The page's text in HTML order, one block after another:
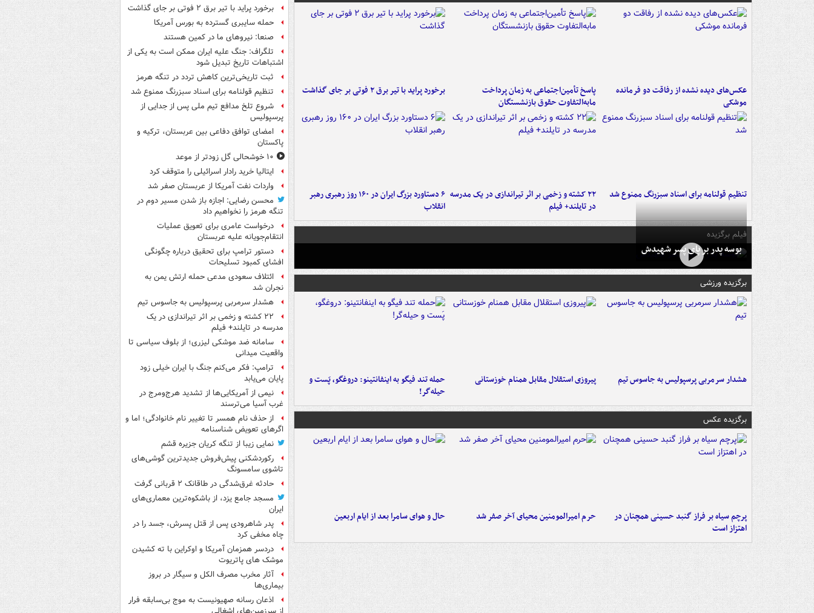
عکس‌های دیده نشده از رفاقت دو فرمانده‌
موشکی
پاسخ تأمین‌اجتماعی به زمان پرداخت
مابه‌التفاوت حقوق بازنشستگان
برخورد پراید با تیر برق ۲ فوتی بر جای گذاشت
تنظیم قولنامه برای اسناد سبزرنگ ممنوع شد
۲۲ کشته و زخمی بر اثر تیراندازی در یک مدرسه
در تایلند+ فیلم
۶ دستاورد بزرگ ایران در ۱۶۰ روز رهبری رهبر
انقلاب
فیلم برگزیده
بوسه‌ پدر بر پای پسر شهیدش
برگزیده ورزشی
هشدار سرمربی پرسپولیس به جاسوس تیم پیروزی استقلال مقابل همنام خوزستانی
حمله تند فیگو به اینفانتینو: دروغگو، پَست‌ و
حیله‌گر!
برگزیده عکس
پرچم سیاه بر فراز گنبد حسینی همچنان در
اهتزاز است
حرم امیرالمومنین محیای آخر صفر شد حال و هوای سامرا بعد از ایام اربعین
برخورد پراید با تیر برق ۲ فوتی بر جای گذاشت
حمله سایبری گسترده به بورس آمریکا
صنعا: نیروهای ما در کمین‌ هستند
تلگراف: جنگ علیه ایران ممکن است به یکی از
اشتباهات تاریخ تبدیل شود
ثبت تاریخی‌ترین کاهش تردد در تنگه هرمز
تنظیم قولنامه برای اسناد سبزرنگ ممنوع شد
شروع تلخ مدافع تیم ملی پس از جدایی از
پرسپولیس
امضای توافق دفاعی بین عربستان، ترکیه و
پاکستان
۱۰ خوشحالی گل زودتر از موعد
ایتالیا خرید رادار اسرائیلی را متوقف کرد
واردات نفت آمریکا از عربستان صفر شد
محسن رضایی: اجازه باز شدن مسیر دوم در
تنگه هرمز را نخواهیم داد
درخواست عامری برای تعویق عملیات
انتقام‌جویانه علیه عربستان
دستور ترامپ برای تحقیق درباره چگونگی
افشای کمبود تسلیحات
ائتلاف سعودی مدعی حمله ارتش یمن به
نجران شد
هشدار سرمربی پرسپولیس به جاسوس تیم
۲۲ کشته و زخمی بر اثر تیراندازی در یک
مدرسه در تایلند+ فیلم
سامانه ضد موشکی لیزری؛ از بلوف سیاسی تا
واقعیت میدانی
ترامپ: فکر می‌کنم جنگ با ایران خیلی زود
پایان می‌یابد
نیمی از آمریکایی‌ها از تشدید هرج‌ومرج در
غرب آسیا می‌ترسند
از حذف نام همسر تا تغییر نام خانوادگی؛ اما و
اگرهای تعویض شناسنامه
نمایی زیبا از تنگه کریان جزیره قشم
رکوردشکنی پیش‌فروش جدیدترین گوشی‌های
تاشوی سامسونگ
حادثه غرق‌شدگی در طاقانک ۲ قربانی گرفت
مسجد جامع یزد، از باشکوه‌ترین معماری‌های
ایران
پدر شاهرودی پس از قتل پسرش، جسد را در
چاه مخفی کرد
دردسر همزمان آمریکا و اوکراین با ته کشیدن
موشک های پاتریوت
آثار مخرب مصرف الکل و سیگار در بروز
بیماری‌ها
اذعان رسانه صهیونیست به موج بی‌سابقه فرار